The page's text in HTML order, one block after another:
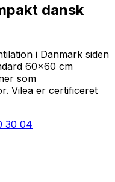
dansk
i Danmark siden
60x60 cm
som
Vilea er certificeret
30 04